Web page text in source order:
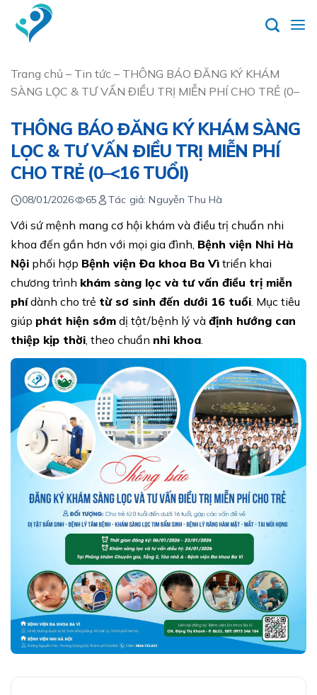
content
Trang chủ – Tin tức – THÔNG BÁO ĐĂNG KÝ KHÁM
SÀNG LỌC & TƯ VẤN ĐIỀU TRỊ MIỄN PHÍ CHO TRẺ (0–
THÔNG BÁO ĐĂNG KÝ KHÁM SÀNG
LỌC & TƯ VẤN ĐIỀU TRỊ MIỄN PHÍ
CHO TRẺ (0–<16 TUỔI)
Tác giả: Nguyễn Thu Hà
08/01/2026 65
Với sứ mệnh mang cơ hội khám và điều trị chuẩn nhi
khoa đến gần hơn với mọi gia đình, Bệnh viện Nhi Hà
Nội phối hợp Bệnh viện Đa khoa Ba Vì triển khai
chương trình khám sàng lọc và tư vấn điều trị miễn
phídành cho trẻ từ sơ sinh đến dưới 16 tuổi. Mục tiêu
giúp phát hiện sớm dị tật/bệnh lý và định hướng can
thiệp kịp thời, theo chuẩn nhi khoa.